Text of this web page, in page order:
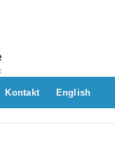
Kontakt English